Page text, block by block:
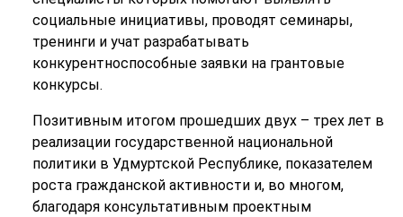
социальные инициативы, проводят семинары,
тренинги и учат разрабатывать
конкурентноспособные заявки на грантовые
конкурсы.
Позитивным итогом прошедших двух – трех лет в
реализации государственной национальной
политики в Удмуртской Республике, показателем
роста гражданской активности и, во многом,
благодаря консультативным проектным